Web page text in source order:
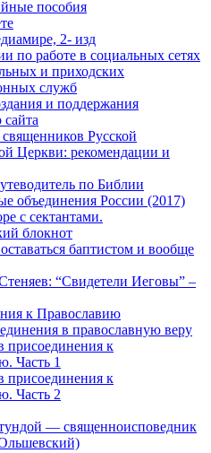
пособия
2- изд
по работе в социальных сетях
и приходских
служб
и поддержания
сайта
Русской
Церкви: рекомендации и
по Библии
объединения России (2017)
с сектантами.
блокнот
баптистом и вообще
“Свидетели Иеговы” –
к Православию
в православную веру
присоединения к
Часть 1
присоединения к
Часть 2
— священноисповедник